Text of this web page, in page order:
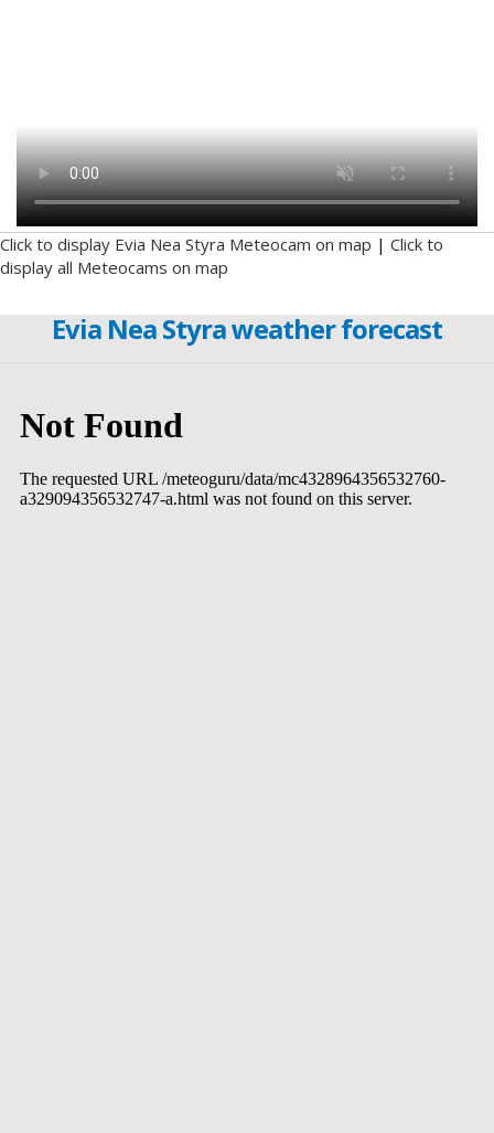
Click to display Evia Nea Styra Meteocam on map | Click to
display all Meteocams on map
Evia Nea Styra weather forecast